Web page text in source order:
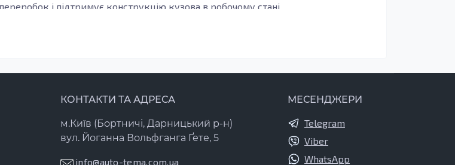
і підтримує конструкцію кузова в робочому стані.
та місце встановлення елемента. Важливо, щоб деталь повторювала заводські
з вологою та реагентами. Після встановлення важливо виконати ґрунтування,
зберігався довго.
або деформованих ділянок підлоги. Вони важливі для герметичності
Заміна актуальна при наскрізній іржі, після некоректного ремонту або якщо
КОНТАКТИ ТА АДРЕСА
м.Київ (Бортничі, Дарницький р-н)
вул. Йоганна Вольфганга Ґете, 5
info@auto-tema.com.ua
МЕСЕНДЖЕРИ
Telegram
Viber
WhatsApp